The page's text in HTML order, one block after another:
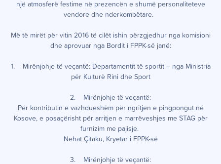
një atmosferë festime në prezencën e shumë personaliteteve
vendore dhe nderkombëtare.
Më të mirët për vitin 2016 të cilët ishin përzgjedhur nga komisioni
dhe aprovuar nga Bordit i FPPK-së janë:
1. Mirënjohje të veçantë: Departamentit të sportit – nga Ministria
për Kulturë Rini dhe Sport
2. Mirënjohje të veçantë:
Për kontributin e vazhdueshëm për ngritjen e pingpongut në
Kosove, e posaçërisht për arritjen e marrëveshjes me STAG për
furnizim me pajisje.
Nehat Çitaku, Kryetar i FPPK-së
3. Mirënjohje të veçantë: